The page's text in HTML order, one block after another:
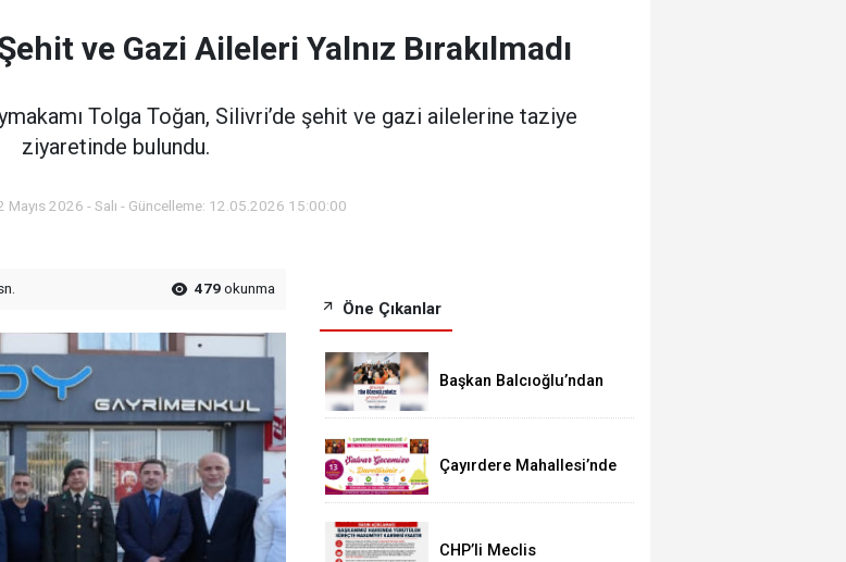
ve Gazi Aileleri Yalnız Bırakılmadı
Tolga Toğan, Silivri’de şehit ve gazi ailelerine taziye
ziyaretinde bulundu.
Mayıs 2026 - Salı - Güncelleme: 12.05.2026 15:00:00
479okunma
Öne Çıkanlar
Başkan Balcıoğlu’ndan
Öğrencilere Başarı
Çayırdere Mahallesi’nde
Düzenlenecek
CHP’li Meclis